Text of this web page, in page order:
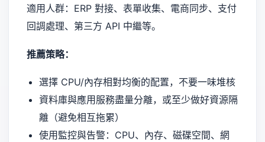
適用人群：ERP 對接、表單收集、電商同步、支付
回調處理、第三方 API 中繼等。
推薦策略：
選擇 CPU/內存相對均衡的配置，不要一味堆核
資料庫與應用服務盡量分離，或至少做好資源隔
離（避免相互拖累）
使用監控與告警：CPU、內存、磁碟空間、網